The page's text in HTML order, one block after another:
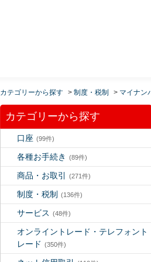
カテゴリーから探す > 制度・税制 > マイナン
カテゴリーから探す
口座 (99件)
各種お手続き (89件)
商品・お取引 (271件)
制度・税制 (136件)
サービス (48件)
オンライントレード・テレフォント
レード (350件)